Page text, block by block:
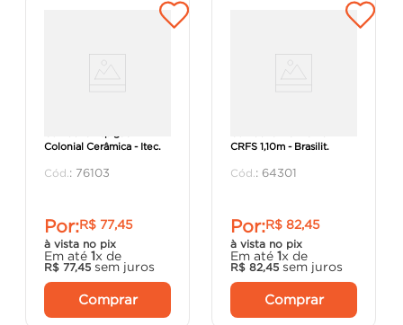
Colonial Cerâmica - Itec.
: 76103
Por:R$ 77,45
à vista no pix
Em até 1x de
R$ 77,45 sem juros
Comprar
CRFS 1,10m - Brasilit.
: 64301
Por:R$ 82,45
à vista no pix
Em até 1x de
R$ 82,45 sem juros
Comprar